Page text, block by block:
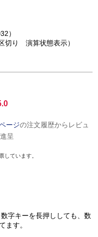
）
切り 演算状態表示）
ージの注文履歴からレビュ
進呈
しています。
字キーを長押ししても、数
ます。